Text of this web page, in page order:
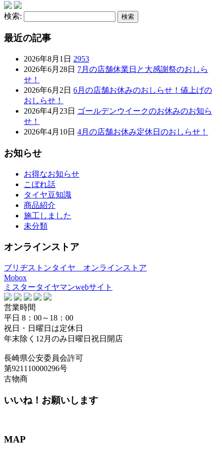
検索:
最近の記事
2026年8月1日 2953
2026年6月28日 7月の店舗休業日と大感謝祭のおしら
せ！
2026年6月2日 6月の店舗お休みのおしらせ！値上げの
おしらせ！
2026年4月23日 ゴールデンウイークのお休みのお知ら
せ！
2026年4月10日 4月の店舗お休み定休日のおしらせ！
お知らせ
お得なお知らせ
こぼれ話
タイヤ豆知識
商品紹介
施工しました
未分類
オンラインストア
ブリヂストンタイヤ オンラインストア
Mobox
ミスタータイヤマンwebサイト
営業時間
平日 8：00～18：00
祝日・日曜日は定休日
年末除く12月のみ日曜日祝日開店
長崎県公安委員会許可
第921110000296号
古物商
いいね！お願いします
MAP